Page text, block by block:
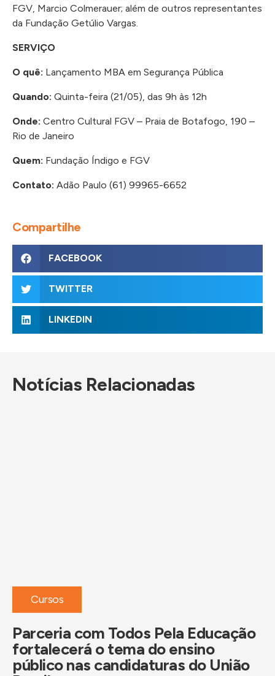
FGV, Marcio Colmerauer; além de outros representantes
da Fundação Getúlio Vargas.
SERVIÇO
O quê: Lançamento MBA em Segurança Pública
Quando: Quinta-feira (21/05), das 9h às 12h
Onde: Centro Cultural FGV – Praia de Botafogo, 190 –
Rio de Janeiro
Quem: Fundação Índigo e FGV
Contato: Adão Paulo (61) 99965-6652
Compartilhe
FACEBOOK
TWITTER
LINKEDIN
Notícias Relacionadas
Cursos
Parceria com Todos Pela Educação
fortalecerá o tema do ensino
público nas candidaturas do União